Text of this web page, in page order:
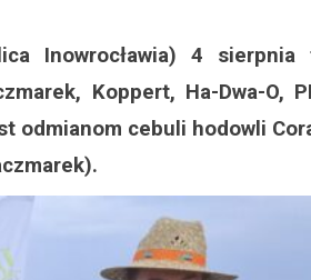
Inowrocławia) 4
Koppert, Ha-Dwa-O,
odmianom cebuli hodowli